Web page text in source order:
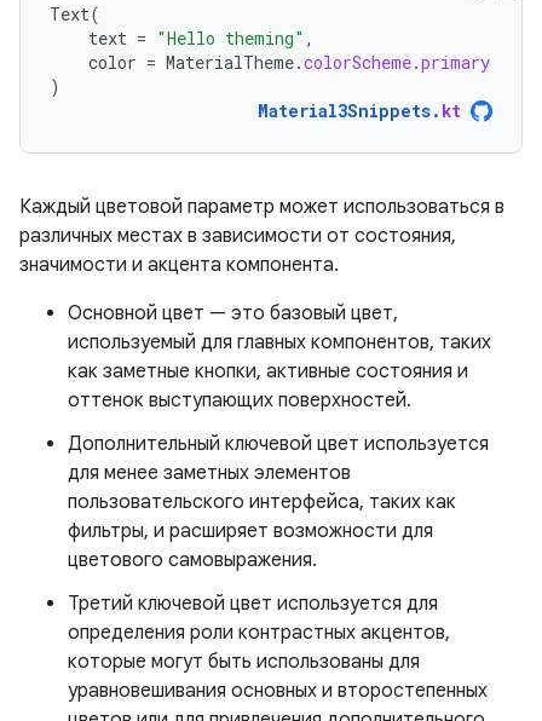
Text(
text = "Hello theming" ,
color = MaterialTheme.colorScheme.primary
)
Material3Snippets. kt
Каждый цветовой параметр может использоваться в
различных местах в зависимости от состояния,
значимости и акцента компонента.
Основной цвет — это базовый цвет,
используемый для главных компонентов, таких
как заметные кнопки, активные состояния и
оттенок выступающих поверхностей.
Дополнительный ключевой цвет используется
для менее заметных элементов
пользовательского интерфейса, таких как
фильтры, и расширяет возможности для
цветового самовыражения.
Третий ключевой цвет используется для
определения роли контрастных акцентов,
которые могут быть использованы для
уравновешивания основных и второстепенных